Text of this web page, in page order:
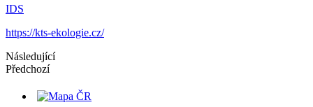
IDS
https://kts-ekologie.cz/
Následující
Předchozí